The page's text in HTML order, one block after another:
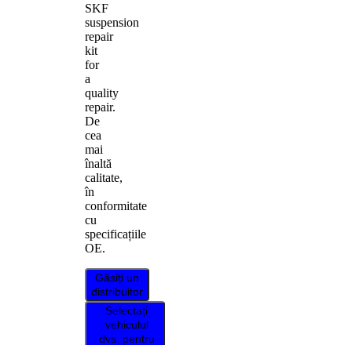
SKF
suspension
repair
kit
for
a
quality
repair.
De
cea
mai
înaltă
calitate,
în
conformitate
cu
specificațiile
OE.
Găsiți un
distribuitor
Selectați
vehiculul
dvs. pentru